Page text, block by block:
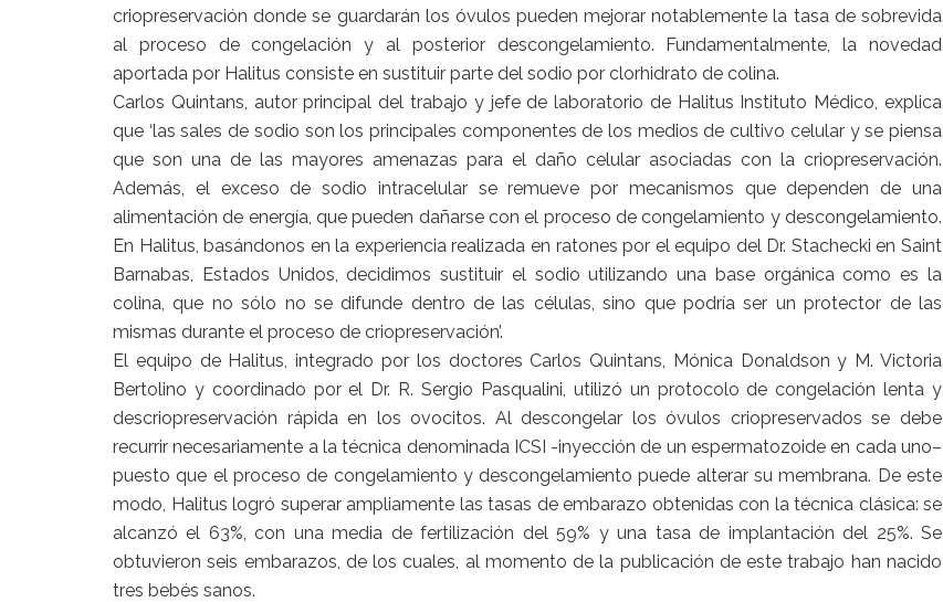
criopreservación donde se guardarán los óvulos pueden mejorar notablemente la tasa de sobrevida
al proceso de congelación y al posterior descongelamiento. Fundamentalmente, la novedad
aportada por Halitus consiste en sustituir parte del sodio por clorhidrato de colina.
Carlos Quintans, autor principal del trabajo y jefe de laboratorio de Halitus Instituto Médico, explica
que ‘las sales de sodio son los principales componentes de los medios de cultivo celular y se piensa
que son una de las mayores amenazas para el daño celular asociadas con la criopreservación.
Además, el exceso de sodio intracelular se remueve por mecanismos que dependen de una
alimentación de energía, que pueden dañarse con el proceso de congelamiento y descongelamiento.
En Halitus, basándonos en la experiencia realizada en ratones por el equipo del Dr. Stachecki en Saint
Barnabas, Estados Unidos, decidimos sustituir el sodio utilizando una base orgánica como es la
colina, que no sólo no se difunde dentro de las células, sino que podría ser un protector de las
mismas durante el proceso de criopreservación’.
El equipo de Halitus, integrado por los doctores Carlos Quintans, Mónica Donaldson y M. Victoria
Bertolino y coordinado por el Dr. R. Sergio Pasqualini, utilizó un protocolo de congelación lenta y
descriopreservación rápida en los ovocitos. Al descongelar los óvulos criopreservados se debe
recurrir necesariamente a la técnica denominada ICSI -inyección de un espermatozoide en cada uno–
puesto que el proceso de congelamiento y descongelamiento puede alterar su membrana. De este
modo, Halitus logró superar ampliamente las tasas de embarazo obtenidas con la técnica clásica: se
alcanzó el 63%, con una media de fertilización del 59% y una tasa de implantación del 25%. Se
obtuvieron seis embarazos, de los cuales, al momento de la publicación de este trabajo han nacido
tres bebés sanos.